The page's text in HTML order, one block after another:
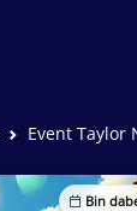
Event Taylor
Bin